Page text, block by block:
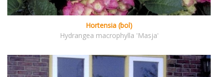
Hortensia (bol)
Hydrangea macrophylla 'Masja'